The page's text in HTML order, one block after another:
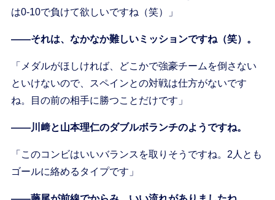
は0-10で負けて欲しいですね（笑）」
――それは、なかなか難しいミッションですね（笑）。
「メダルがほしければ、どこかで強豪チームを倒さない
といけないので、スペインとの対戦は仕方がないです
ね。目の前の相手に勝つことだけです」
――川﨑と山本理仁のダブルボランチのようですね。
「このコンビはいいバランスを取りそうですね。2人とも
ゴールに絡めるタイプです」